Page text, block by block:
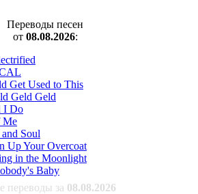
Переводы песен
от 08.08.2026:
Get Used to This
Geld Geld
I Do
Me
Soul
Up Your Overcoat
in the Moonlight
Baby
переводы за 08.08.2026